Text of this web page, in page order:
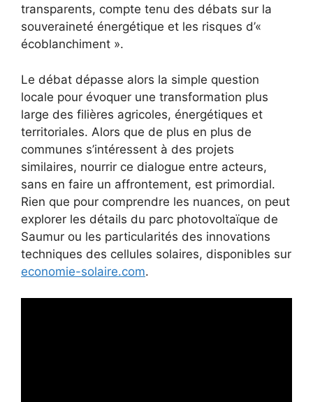
transparents, compte tenu des débats sur la
souveraineté énergétique et les risques d’«
écoblanchiment ».
Le débat dépasse alors la simple question
locale pour évoquer une transformation plus
large des filières agricoles, énergétiques et
territoriales. Alors que de plus en plus de
communes s’intéressent à des projets
similaires, nourrir ce dialogue entre acteurs,
sans en faire un affrontement, est primordial.
Rien que pour comprendre les nuances, on peut
explorer les détails du parc photovoltaïque de
Saumur ou les particularités des innovations
techniques des cellules solaires, disponibles sur
economie-solaire.com.